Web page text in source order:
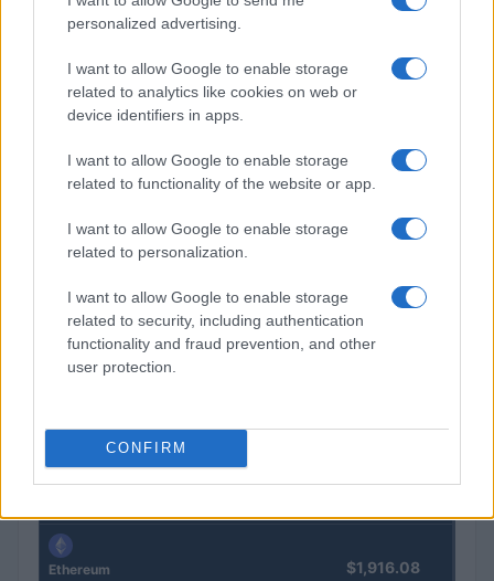
personalized advertising.
I want to allow Google to enable storage
related to analytics like cookies on web or
device identifiers in apps.
I want to allow Google to enable storage
related to functionality of the website or app.
I want to allow Google to enable storage
related to personalization.
I want to allow Google to enable storage
related to security, including authentication
functionality and fraud prevention, and other
user protection.
CONFIRM
El petróleo Brent cae un 8.46% y arrastra a las materias
COTIZACIONES CRYPTO
Bitcoin $64,961.00
Ethereum $1,916.08